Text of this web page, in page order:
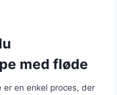
med fløde
er en enkel proces, der